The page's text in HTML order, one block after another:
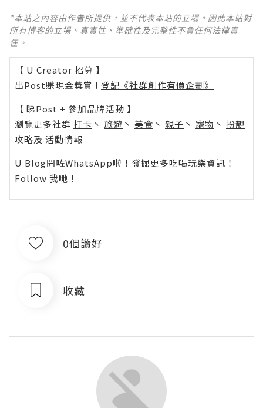
*本站之內容由作者所提供，並不代表本站的立場。因此本站對
所有博客的立場、真實性、準確性及完整性不負任何法律責
任。
【 U Creator 招募 】
出Post賺現金獎賞 l 登記《社群創作有價企劃》
【 睇Post + 參加品牌活動 】
瀏覽更多社群 打卡 丶 旅遊 丶 美食 丶 親子 丶 寵物 丶 扮靚
攻略及 活動情報
U Blog開咗WhatsApp啦！發掘更多吃喝玩樂資訊！
Follow 我哋 ！
0個讚好
收藏